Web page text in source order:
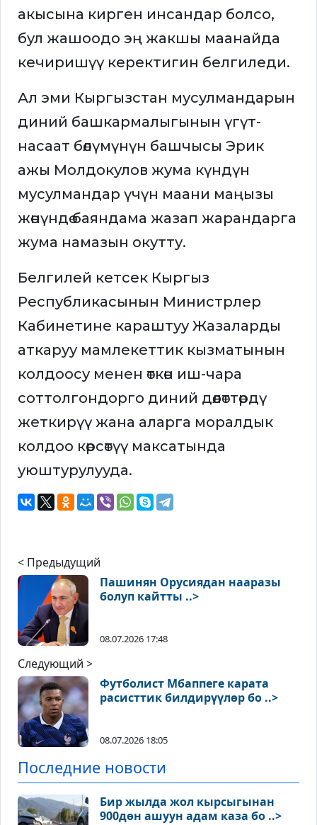
акысына кирген инсандар болсо,
бул жашоодо эң жакшы маанайда
кечиришүү керектигин белгиледи.
Ал эми Кыргызстан мусулмандарын
диний башкармалыгынын үгүт-
насаат бөлүмүнүн башчысы Эрик
ажы Молдокулов жума күндүн
мусулмандар үчүн маани маңызы
жөнүндө баяндама жазап жарандарга
жума намазын окутту.
Белгилей кетсек Кыргыз
Республикасынын Министрлер
Кабинетине караштуу Жазаларды
аткаруу мамлекеттик кызматынын
колдоосу менен өткөн иш-чара
соттолгондорго диний дөөлөттөрдү
жеткирүү жана аларга моралдык
колдоо көрсөтүү максатында
уюштурулууда.
< Предыдущий
Пашинян Орусиядан нааразы
болуп кайтты ..>
08.07.2026 17:48
Следующий >
Футболист Мбаппеге карата
расисттик билдирүүлөр бо ..>
08.07.2026 18:05
Последние новости
Бир жылда жол кырсыгынан
900дөн ашуун адам каза бо ..>